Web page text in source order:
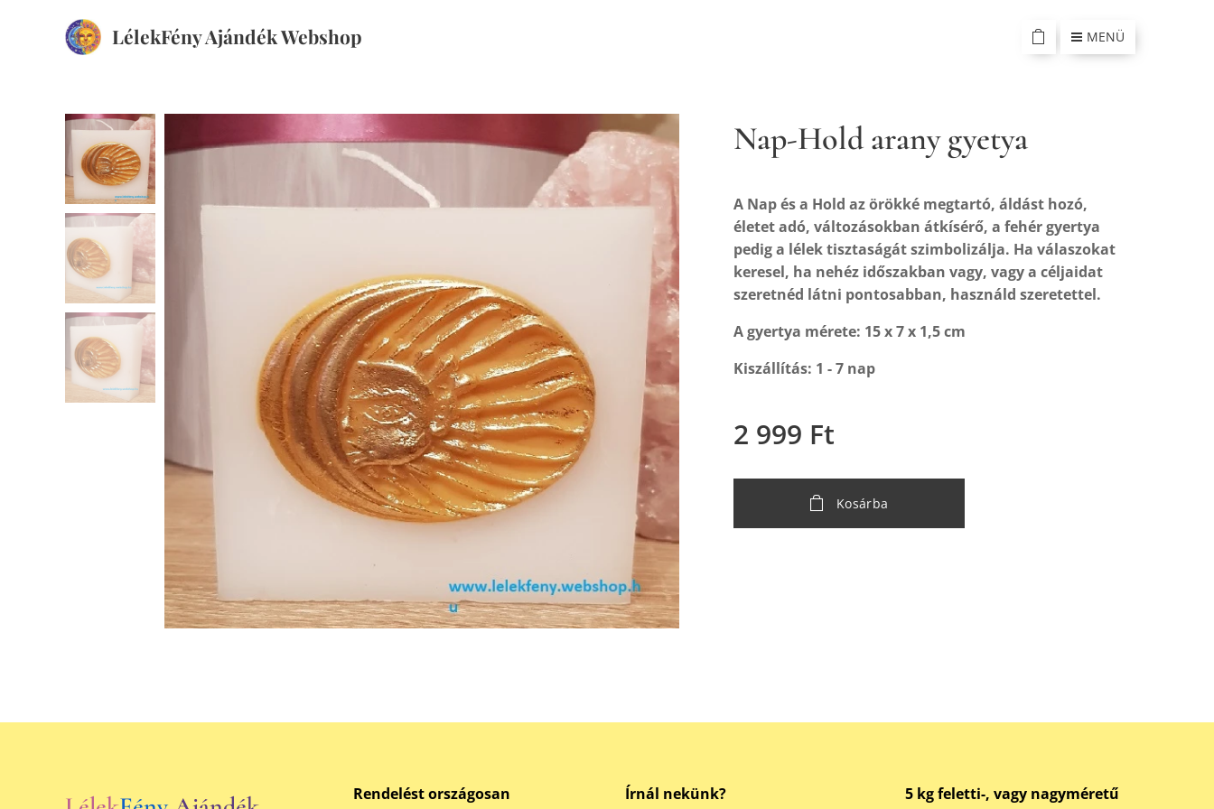
LélekFény Ajándék Webshop MENÜ
Nap-Hold arany gyetya
A Nap és a Hold az örökké megtartó, áldást hozó,
életet adó, változásokban átkísérő, a fehér gyertya
pedig a lélek tisztaságát szimbolizálja. Ha válaszokat
keresel, ha nehéz időszakban vagy, vagy a céljaidat
szeretnéd látni pontosabban, használd szeretettel.
A gyertya mérete: 15 x 7 x 1,5 cm
Kiszállítás: 1 - 7 nap
2 999 Ft
Kosárba
Rendelést országosan
Írnál nekünk?
5 kg feletti-, vagy nagyméretű